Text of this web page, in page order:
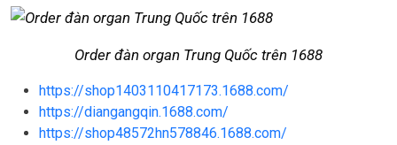
Order đàn organ Trung Quốc trên 1688
https://shop1403110417173.1688.com/
https://diangangqin.1688.com/
https://shop48572hn578846.1688.com/